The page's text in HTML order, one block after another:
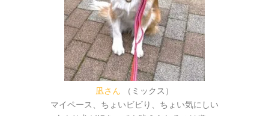
凪さん （ミックス）
マイペース、ちょいビビり、ちょい気にしい